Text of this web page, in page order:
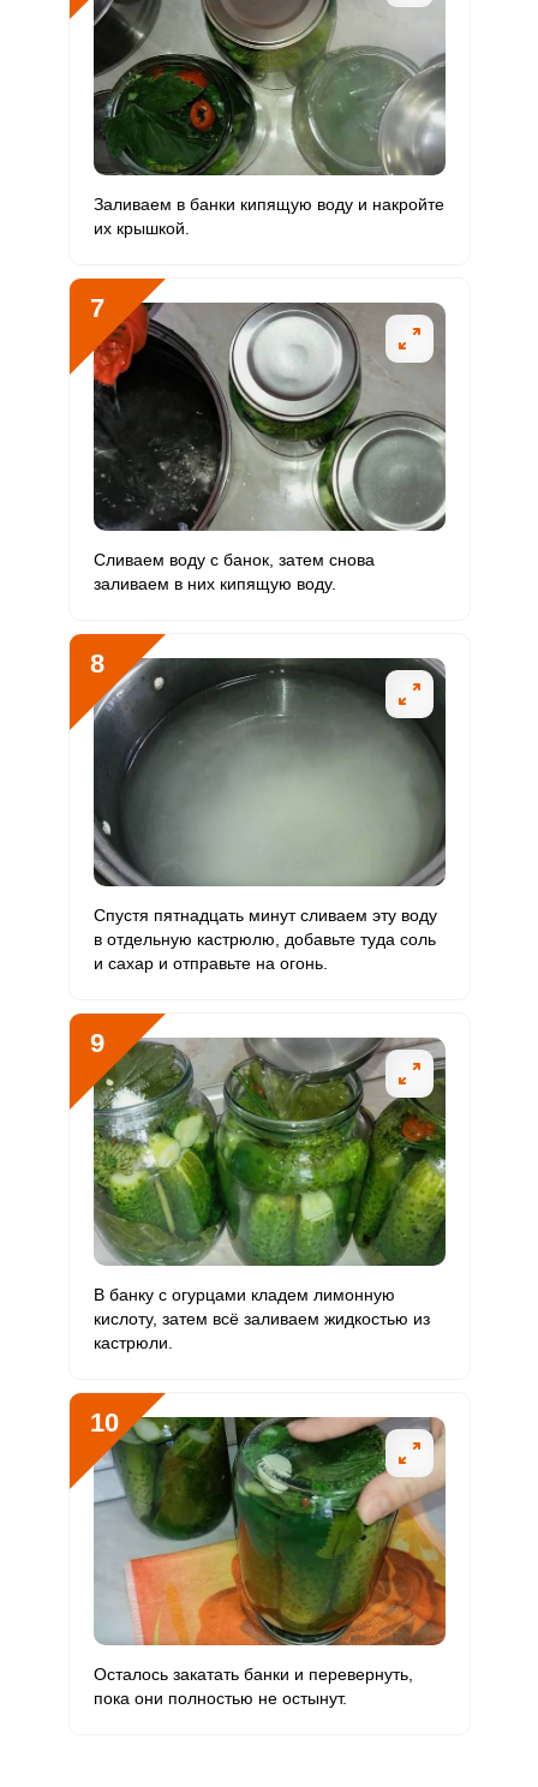
Заливаем в банки кипящую воду и накройте
их крышкой.
7
Сливаем воду с банок, затем снова
заливаем в них кипящую воду.
8
Спустя пятнадцать минут сливаем эту воду
в отдельную кастрюлю, добавьте туда соль
и сахар и отправьте на огонь.
9
В банку с огурцами кладем лимонную
кислоту, затем всё заливаем жидкостью из
кастрюли.
10
Осталось закатать банки и перевернуть,
пока они полностью не остынут.